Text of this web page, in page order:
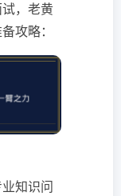
，老黄
攻略：
知识问